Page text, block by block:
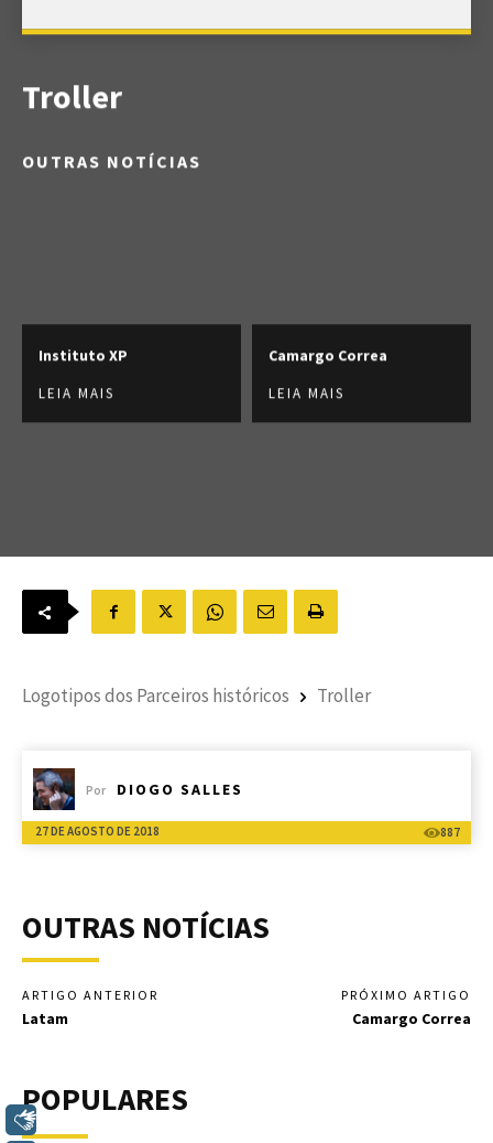
Troller
OUTRAS NOTÍCIAS
Instituto XP
LEIA MAIS
Camargo Correa
LEIA MAIS
Logotipos dos Parceiros históricos Troller
Por DIOGO SALLES
27 DE AGOSTO DE 2018 887
OUTRAS NOTÍCIAS
ARTIGO ANTERIOR
Latam
PRÓXIMO ARTIGO
Camargo Correa
POPULARES